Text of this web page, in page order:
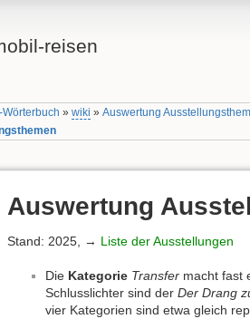
reisen
»wiki »Auswertung
Auswertung
Stand: 2025, → Liste der Ausstellungen
Die Kategorie Transfer macht fast
Schlusslichter sind der Der Drang
vier Kategorien sind etwa gleich